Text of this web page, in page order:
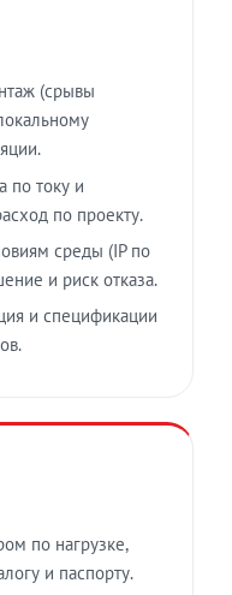
(срывы
по току и
по проекту.
среды (IP по
и риск отказа.
и спецификации
по нагрузке,
и паспорту.